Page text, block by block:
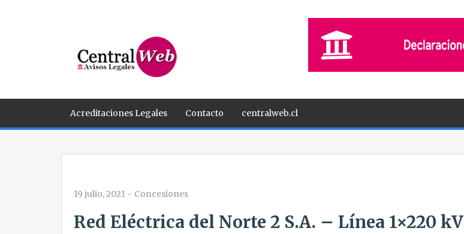
Acreditaciones Legales Contacto centralweb.cl
19 julio, 2021 - Concesiones
Red Eléctrica del Norte 2 S.A. – Línea 1×220 kV